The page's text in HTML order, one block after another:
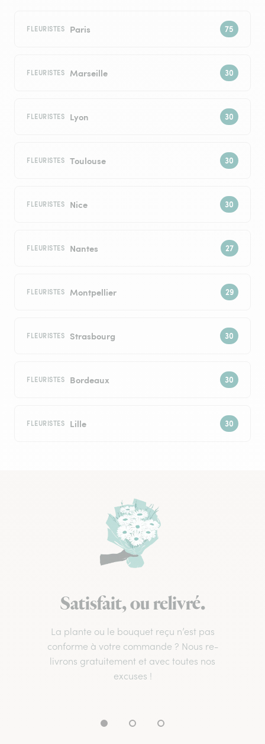
FLEURISTES Paris
FLEURISTES Marseille
FLEURISTES Lyon
FLEURISTES Toulouse
FLEURISTES Nice
FLEURISTES Nantes
FLEURISTES Montpellier
FLEURISTES Strasbourg
FLEURISTES Bordeaux
FLEURISTES Lille
Satisfait, ou relivré.
La plante ou le bouquet reçu n’est pas
conforme à votre commande ? Nous re-
livrons gratuitement et avec toutes nos
excuses !